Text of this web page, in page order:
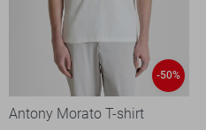
-50%
Antony Morato T-shirt